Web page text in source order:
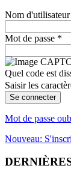
Nom d'utilisateur
Mot de passe *
Quel code est
Saisir les
Se connecter
Mot de passe
Nouveau: